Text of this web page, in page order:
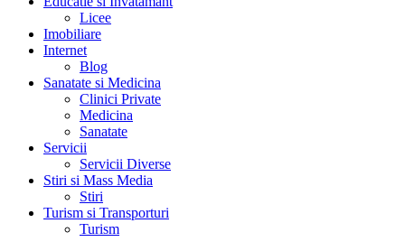
Licee
Imobiliare
Internet
Blog
Sanatate si Medicina
Clinici Private
Medicina
Sanatate
Servicii
Servicii Diverse
Stiri si Mass Media
Stiri
Turism si Transporturi
Turism